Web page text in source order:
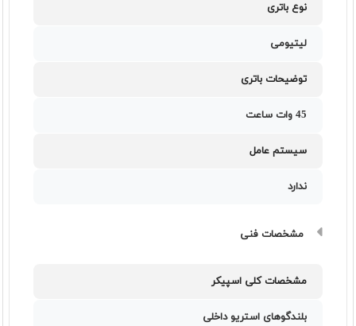
نوع باتری
لیتیومی
توضیحات باتری
45 وات ساعت
سیستم عامل
ندارد
مشخصات فنی
مشخصات کلی اسپیکر
بلندگوهای استریو داخلی